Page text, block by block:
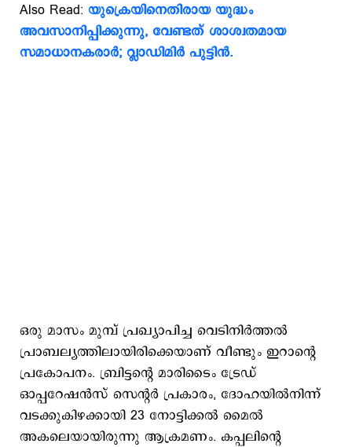
Also Read: യുക്രെയിനെതിരായ യുദ്ധം
അവസാനിപ്പിക്കുന്നു, വേണ്ടത് ശാശ്വതമായ
സമാധാനകരാര്‍; വ്ലാഡിമിർ പുട്ടിൻ.
ഒരു മാസം മുമ്പ് പ്രഖ്യാപിച്ച വെടിനിര്‍ത്തല്‍
പ്രാബല്യത്തിലായിരിക്കെയാണ് വീണ്ടും ഇറാന്റെ
പ്രകോപനം. ബ്രിട്ടന്റെ മാരിടൈം ട്രേഡ്
ഓപ്പറേഷന്‍സ് സെന്റര്‍ പ്രകാരം, ദോഹയില്‍നിന്ന്
വടക്കുകിഴക്കായി 23 നോട്ടിക്കല്‍ മൈല്‍
അകലെയായിരുന്നു ആക്രമണം. കപ്പലിന്റെ